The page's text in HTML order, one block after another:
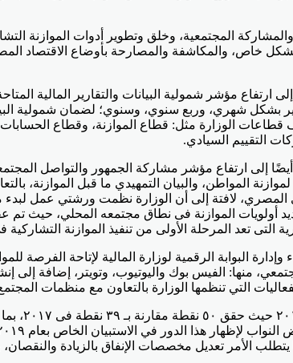
المجتمعية، وخلق وتطوير أدوات الموازنة
بشكل خاص، والمكاشفة والمصارحة بأوضاع
مؤشر شمولية البيانات والتقارير المالية
حيث يتم إصدار هذه التقارير بشكل شهري، وربع سنوي، وسنوي؛
الوزارة مثل: قطاع الموازنة، وقطاع الحسابات
التقييم السيادي.
في تنظيم مؤتمرات لموازنة المواطن، والبيان التمهيدي ما
المصري، لافتة إلى أن الوزارة نظمت ورشتي عمل
الموازنة فى نطاق مجتمعه المحلي، حيث تم عقد
التى تعد المرحلة الأولى من تنفيذ الموازنة
البوابة الرقمية لوزارة المالية لإتاحة الفرصة
منها: الفيس بوك واليوتيوب، وتويتر، إضافة
التي تنظمها الوزارة بالتعاون مع منظمات
أوضحت أن
يتطلب الأمر تعديل مخصصات الإنفاق بالزيادة